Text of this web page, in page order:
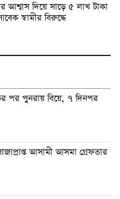
আশ্বাস দিয়ে সাড়ে ৫ লাখ টাকা
স্বামীর বিরুদ্ধে
পর পুনরায় বিয়ে, ৭ দিনপর
আসামী আসমা গ্রেফতার